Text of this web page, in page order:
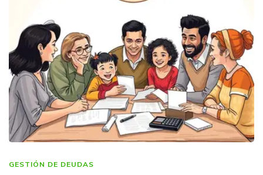
GESTIÓN DE DEUDAS